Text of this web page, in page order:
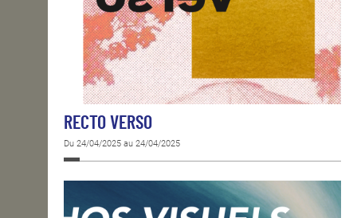
RECTO VERSO
Du 24/04/2025 au 24/04/2025